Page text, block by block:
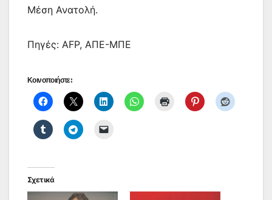
Μέση Ανατολή.
Πηγές: AFP, ΑΠΕ-ΜΠΕ
Κοινοποιήστε:
Σχετικά